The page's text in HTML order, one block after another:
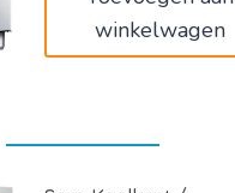
winkelwagen